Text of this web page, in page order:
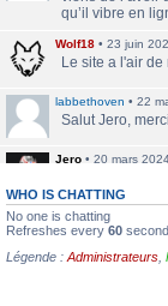
qu’il vibre en
Wolf18 • 23 juin
Le site a l'air
labbethoven • 22
Salut Jero,
Jero • 20 mars
verra plus
Jero•20 mars
Salut Kakashi et
WHO IS CHATTING
No one is chatting
Refreshes every 60
Légende : Administrateurs